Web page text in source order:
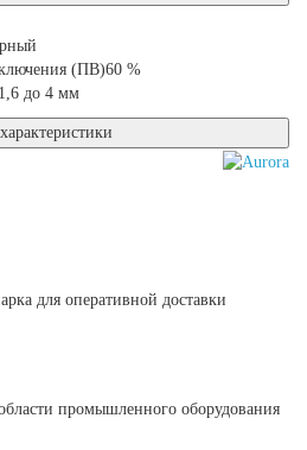
(ПВ)60 %
до 4 мм
для оперативной доставки
промышленного оборудования